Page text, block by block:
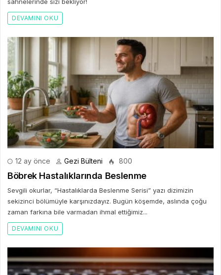
DEVAMINI OKU
12 ay önce Gezi Bülteni 800
Böbrek Hastalıklarında Beslenme
Sevgili okurlar, “Hastalıklarda Beslenme Serisi” yazı dizimizin
sekizinci bölümüyle karşınızdayız. Bugün köşemde, aslında çoğu
zaman farkına bile varmadan ihmal ettiğimiz...
DEVAMINI OKU